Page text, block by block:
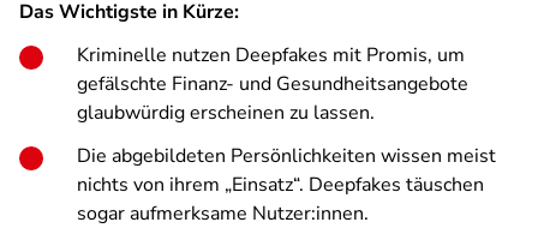
Das Wichtigste in Kürze:
Kriminelle nutzen Deepfakes mit Promis, um
gefälschte Finanz- und Gesundheitsangebote
glaubwürdig erscheinen zu lassen.
Die abgebildeten Persönlichkeiten wissen meist
nichts von ihrem „Einsatz“. Deepfakes täuschen
sogar aufmerksame Nutzer:innen.